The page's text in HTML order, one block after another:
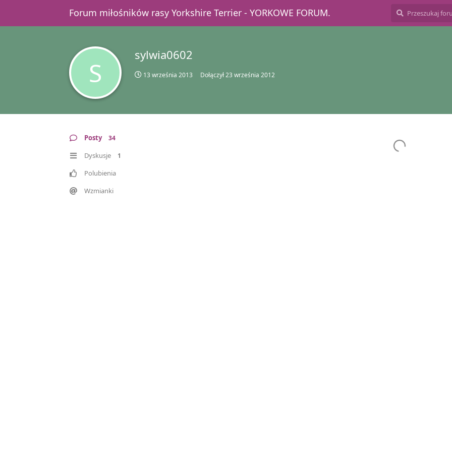
Forum miłośników rasy Yorkshire Terrier - YORKOWE FORUM.
S
sylwia0602
13 września 2013 Dołączył23 września 2012
Posty 34
Dyskusje 1
Polubienia
Wzmianki